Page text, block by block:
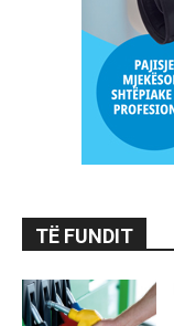
TË FUNDIT